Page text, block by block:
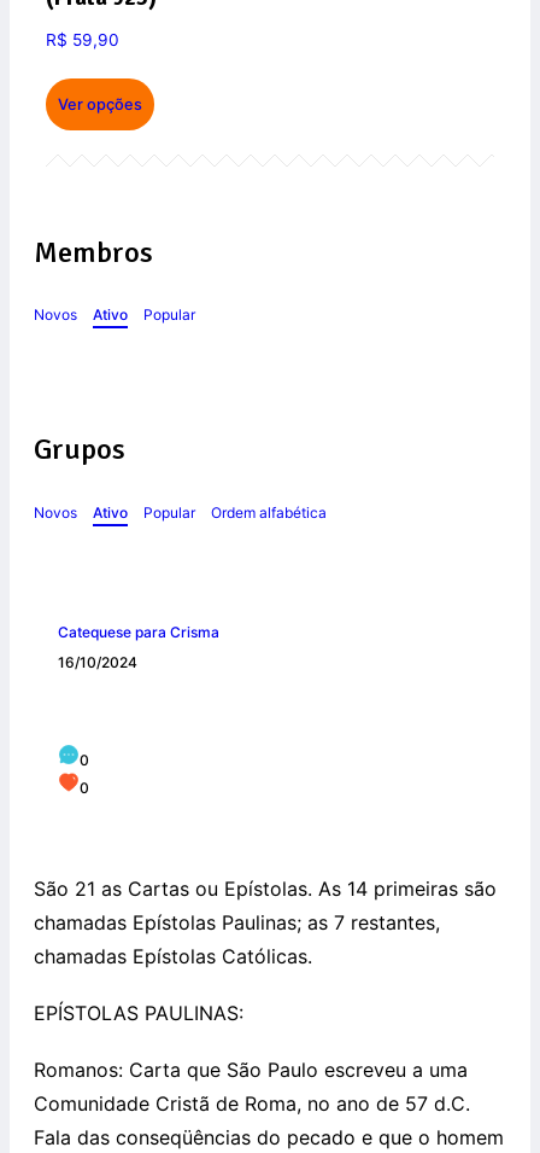
R$ 59,90
Ver opções
Membros
Novos Ativo Popular
Grupos
Novos Ativo Popular Ordem alfabética
Catequese para Crisma
16/10/2024
0
0
São 21 as Cartas ou Epístolas. As 14 primeiras são
chamadas Epístolas Paulinas; as 7 restantes,
chamadas Epístolas Católicas.
EPÍSTOLAS PAULINAS:
Romanos: Carta que São Paulo escreveu a uma
Comunidade Cristã de Roma, no ano de 57 d.C.
Fala das conseqüências do pecado e que o homem